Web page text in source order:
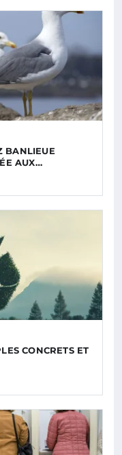
BANLIEUE
AUX…
CONCRETS ET